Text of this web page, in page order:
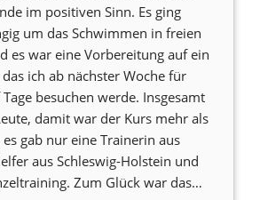
im positiven Sinn. Es ging
um das Schwimmen in freien
es war eine Vorbereitung auf ein
ich ab nächster Woche für
besuchen werde. Insgesamt
damit war der Kurs mehr als
gab nur eine Trainerin aus
aus Schleswig-Holstein und
Zum Glück war das…